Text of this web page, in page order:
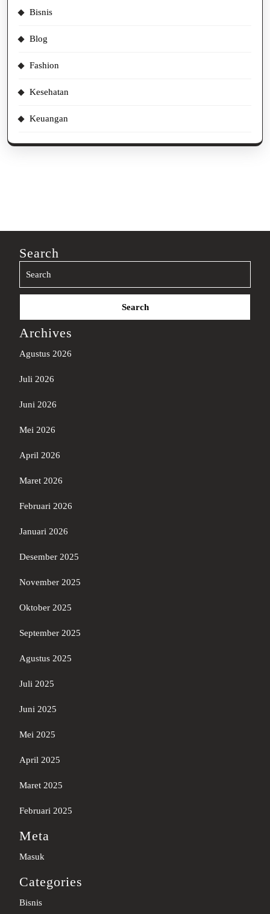
Bisnis
Blog
Fashion
Kesehatan
Keuangan
Search
Search
Archives
Agustus 2026
Juli 2026
Juni 2026
Mei 2026
April 2026
Maret 2026
Februari 2026
Januari 2026
Desember 2025
November 2025
Oktober 2025
September 2025
Agustus 2025
Juli 2025
Juni 2025
Mei 2025
April 2025
Maret 2025
Februari 2025
Meta
Masuk
Categories
Bisnis